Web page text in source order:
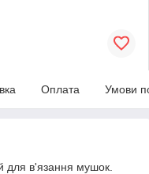
Оплата Умови
для в'язання мушок.